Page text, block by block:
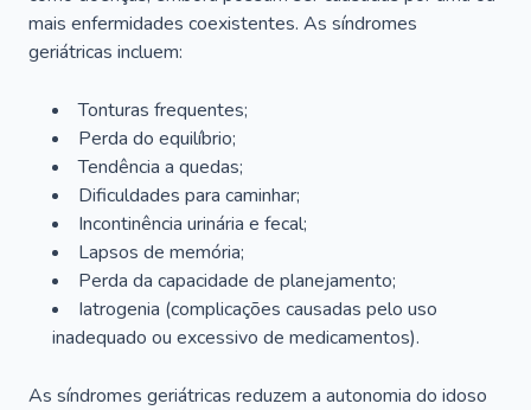
mais enfermidades coexistentes. As síndromes
geriátricas incluem:
Tonturas frequentes;
Perda do equilíbrio;
Tendência a quedas;
Dificuldades para caminhar;
Incontinência urinária e fecal;
Lapsos de memória;
Perda da capacidade de planejamento;
Iatrogenia (complicações causadas pelo uso
inadequado ou excessivo de medicamentos).
As síndromes geriátricas reduzem a autonomia do idoso